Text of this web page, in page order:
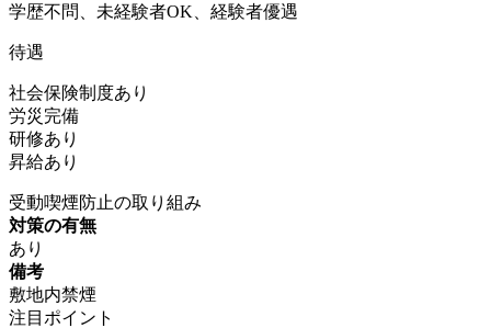
学歴不問、未経験者OK、経験者優遇
待遇
社会保険制度あり
労災完備
研修あり
昇給あり
受動喫煙防止の取り組み
対策の有無
あり
備考
敷地内禁煙
注目ポイント